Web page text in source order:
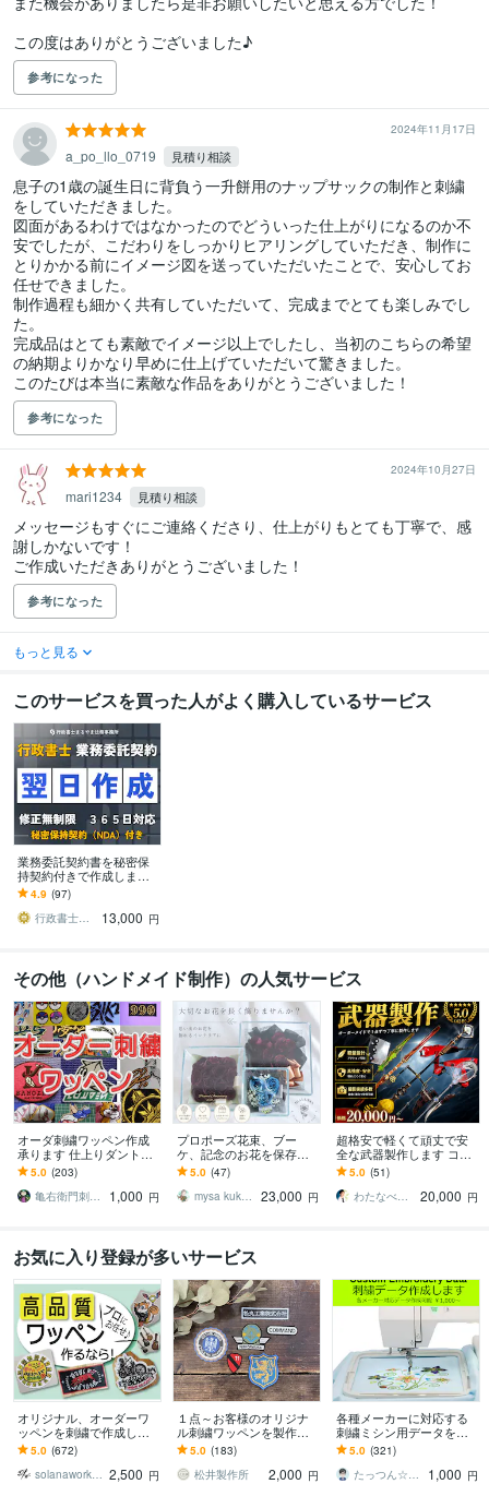
この度はありがとうございました♪
参考になった
2024年11月17日
a_po_llo_0719 見積り相談
息子の1歳の誕生日に背負う一升餅用のナップサックの制作と刺繍
をしていただきました。
図面があるわけではなかったのでどういった仕上がりになるのか不
安でしたが、こだわりをしっかりヒアリングしていただき、制作に
とりかかる前にイメージ図を送っていただいたことで、安心してお
任せできました。
制作過程も細かく共有していただいて、完成までとても楽しみでし
た。
完成品はとても素敵でイメージ以上でしたし、当初のこちらの希望
の納期よりかなり早めに仕上げていただいて驚きました。
このたびは本当に素敵な作品をありがとうございました！
参考になった
2024年10月27日
mari1234 見積り相談
メッセージもすぐにご連絡くださり、仕上がりもとても丁寧で、感
謝しかないです！
ご作成いただきありがとうございました！
参考になった
もっと見る
このサービスを買った人がよく購入しているサービス
業務委託契約書を秘密保
持契約付きで作成します
専門の行政書士がビジネ
スで重要な業務委託契約
書を作成します
4.9 (97)
行政書士まるやま法務事務所
13,000 円
その他（ハンドメイド制作）の人気サービス
オーダ刺繍ワッペン作成
承ります 仕上りダントツ
な亀右衛門刺しゅう工房
です。
5.0 (203)
亀右衛門刺しゅう工房
1,000 円
プロポーズ花束、ブー
ケ、記念のお花を保存し
ます 結婚式のブーケ、プ
ロポーズ花束…大切なお
花を長く楽しみたい方
5.0 (47)
mysa kukka_flower
23,000 円
超格安で軽くて頑丈で安
全な武器製作します コス
プレや舞台などでも使え
る武器をお作りします！
武器防具造形
5.0 (51)
わたなべせいや
20,000 円
お気に入り登録が多いサービス
オリジナル、オーダーワ
ッペンを刺繍で作成しま
す 特別な一品を。絵柄や
図案、画像を刺繍ワッペ
ンでお作りします。
5.0 (672)
solanaworks ソラナワークス 2,500 円
１点～お客様のオリジナ
ル刺繍ワッペンを製作し
ます 高品質なワッペンを
お手軽に :-)
5.0 (183)
松井製作所
2,000 円
各種メーカーに対応する
刺繍ミシン用データを作
ります ブラザー・ジャノ
メ・シンガー等オリジナ
ル刺繍データの作成
5.0 (321)
たっつん☆刺しゅうデータ作成
1,000 円